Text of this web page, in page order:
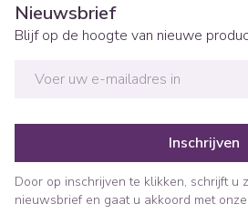
Nieuwsbrief
Blijf op de hoogte van nieuwe
Inschrijven
Door op inschrijven te klikken, schrijft u
nieuwsbrief en gaat u akkoord met onze